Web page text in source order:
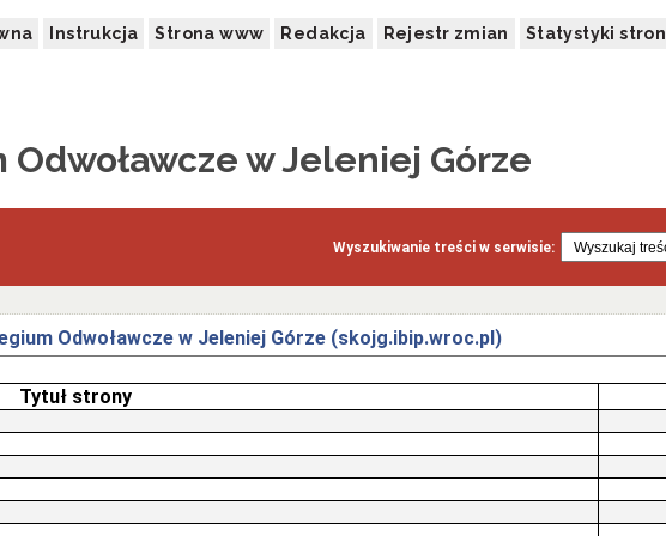
Instrukcja Strona www Redakcja Rejestr zmian Statystyki stron
w Jeleniej Górze
Wyszukiwanie treści w serwisie:
Odwoławcze w Jeleniej Górze (skojg.ibip.wroc.pl)
Tytuł strony